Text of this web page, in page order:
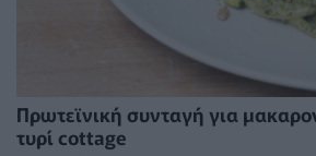
Πρωτεϊνική συνταγή για
τυρί cottage